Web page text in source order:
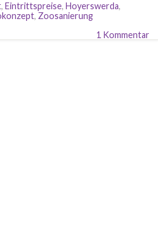
, Eintrittspreise, Hoyerswerda,
, Zoosanierung
1 Kommentar